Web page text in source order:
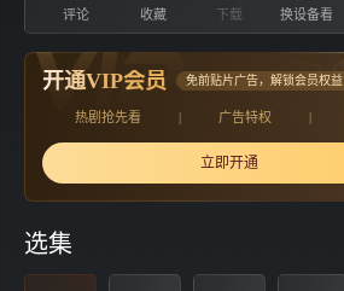
评论 收藏 下载 换设备看
开通VIP会员 免前贴片广告，解锁会员权益
热剧抢先看 | 广告特权 |
立即开通
选集